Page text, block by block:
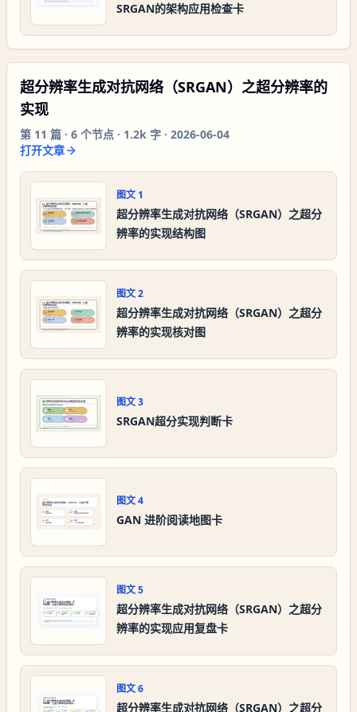
SRGAN的架构应用检查卡
超分辨率生成对抗网络（SRGAN）之超分辨率的
实现
第 11 篇 · 6 个节点 · 1.2k 字 · 2026-06-04
打开文章
图文 1
超分辨率生成对抗网络（SRGAN）之超分
辨率的实现结构图
图文2
超分辨率生成对抗网络（SRGAN）之超分
辨率的实现核对图
图文3
SRGAN超分实现判断卡
图文4
GAN 进阶阅读地图卡
图文5
超分辨率生成对抗网络（SRGAN）之超分
辨率的实现应用复盘卡
图文6
超分辨率生成对抗网络（SRGAN）之超分